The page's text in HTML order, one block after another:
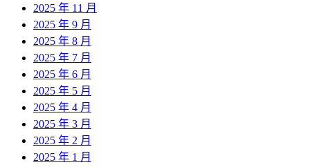
2025 年 11 月
2025 年 9 月
2025 年 8 月
2025 年 7 月
2025 年 6 月
2025 年 5 月
2025 年 4 月
2025 年 3 月
2025 年 2 月
2025 年 1 月